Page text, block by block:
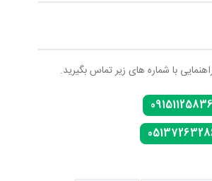
با شماره های زیر تماس بگیرید.
09151125836